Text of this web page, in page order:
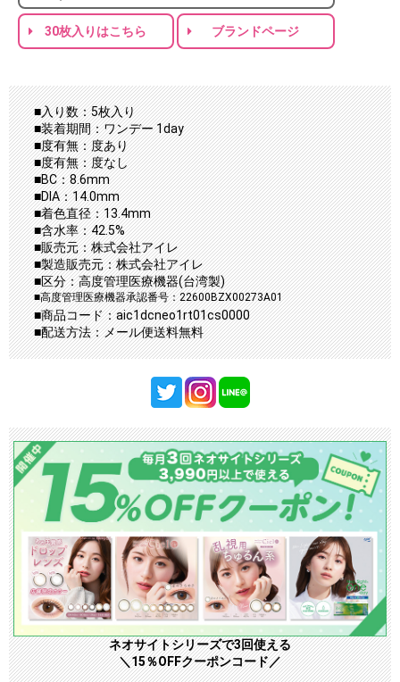
30枚入りはこちら ブランドページ
■入り数：5枚入り
■装着期間：ワンデー 1day
■度有無：度あり
■度有無：度なし
■BC：8.6mm
■DIA：14.0mm
■着色直径：13.4mm
■含水率：42.5%
■販売元：株式会社アイレ
■製造販売元：株式会社アイレ
■区分：高度管理医療機器(台湾製)
■高度管理医療機器承認番号：22600BZX00273A01
■商品コード：aic1dcneo1rt01cs0000
■配送方法：メール便送料無料
ネオサイトシリーズで3回使える
＼15％OFFクーポンコード／